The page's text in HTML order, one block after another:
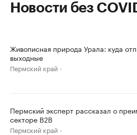
Новости без
Живописная природа Урала: куда
выходные
Пермский край
Пермский эксперт рассказал о
секторе B2B
Пермский край